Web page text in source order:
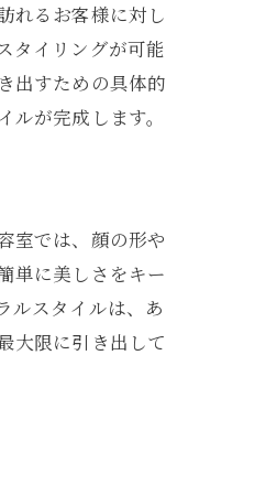
れるお客様に対し
タイリングが可能
出すための具体的
が完成します。
室では、顔の形や
単に美しさをキー
ルスタイルは、あ
大限に引き出して